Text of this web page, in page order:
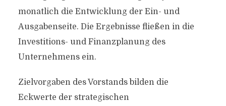
monatlich die Entwicklung der Ein- und
Ausgabenseite. Die Ergebnisse fließen in die
Investitions- und Finanzplanung des
Unternehmens ein.
Zielvorgaben des Vorstands bilden die
Eckwerte der strategischen